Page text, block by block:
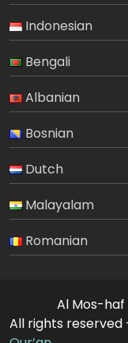
Indonesian
Bengali
Albanian
Bosnian
Dutch
Malayalam
Romanian
Al Mos-haf
All rights reserved